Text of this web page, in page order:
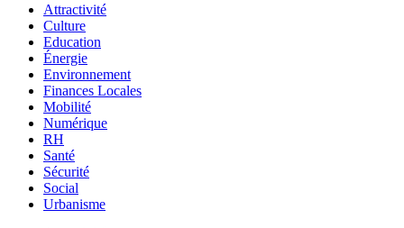
Attractivité
Culture
Education
Énergie
Environnement
Finances Locales
Mobilité
Numérique
RH
Santé
Sécurité
Social
Urbanisme